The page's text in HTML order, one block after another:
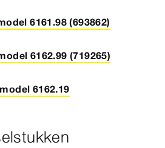
6161.98 (693862)
6162.99 (719265)
6162.19